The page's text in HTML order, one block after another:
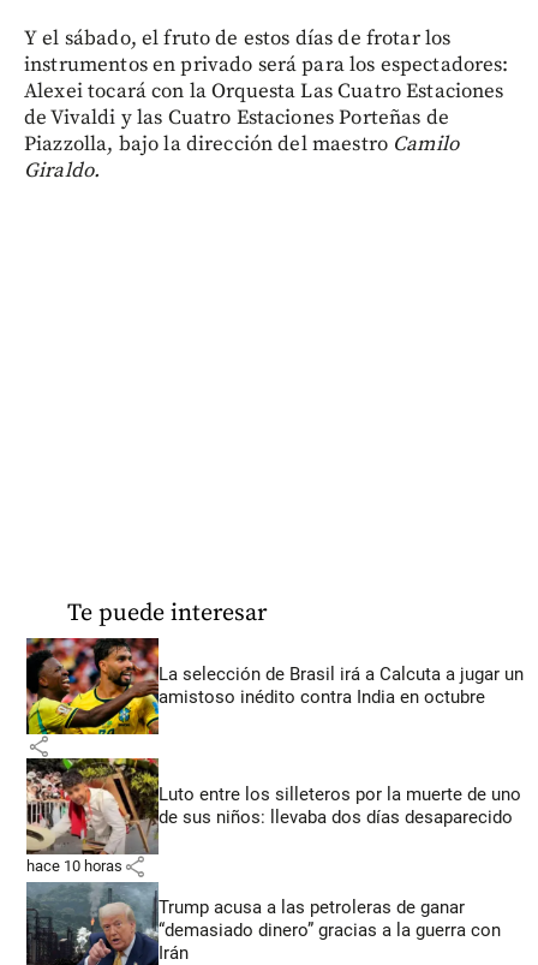
Y el sábado, el fruto de estos días de frotar los
instrumentos en privado será para los espectadores:
Alexei tocará con la Orquesta Las Cuatro Estaciones
de Vivaldi y las Cuatro Estaciones Porteñas de
Piazzolla, bajo la dirección del maestro Camilo
Giraldo.
Te puede interesar
La selección de Brasil irá a Calcuta a jugar un
amistoso inédito contra India en octubre
share
Luto entre los silleteros por la muerte de uno
de sus niños: llevaba dos días desaparecido
hace 10 horas share
Trump acusa a las petroleras de ganar
“demasiado dinero” gracias a la guerra con
Irán